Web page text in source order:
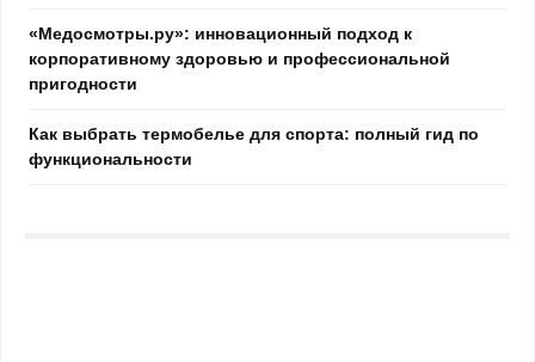
«Медосмотры.ру»: инновационный подход к
корпоративному здоровью и профессиональной
пригодности
Как выбрать термобелье для спорта: полный гид по
функциональности